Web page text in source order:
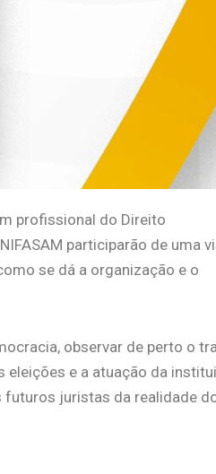
profissional do Direito
participarão de uma
se dá a organização e o
observar de perto o
eleições e a atuação da
futuros juristas da realidade